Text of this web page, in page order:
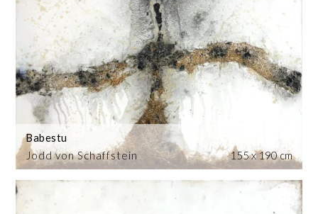
Jodd von Schaffstein
Babestu
155 x 190 cm